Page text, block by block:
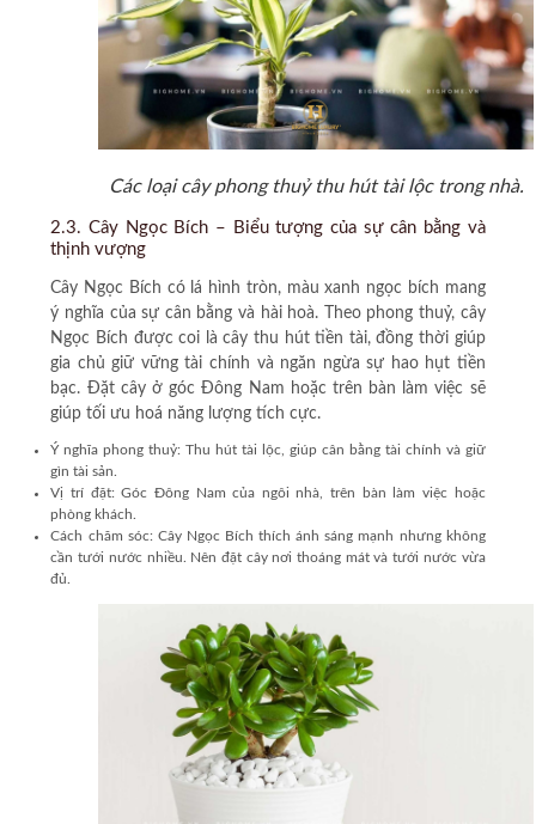
Các loại cây phong thuỷ thu hút tài lộc trong nhà.
2.3. Cây Ngọc Bích – Biểu tượng của sự cân bằng và
thịnh vượng
Cây Ngọc Bích có lá hình tròn, màu xanh ngọc bích mang
ý nghĩa của sự cân bằng và hài hoà. Theo phong thuỷ, cây
Ngọc Bích được coi là cây thu hút tiền tài, đồng thời giúp
gia chủ giữ vững tài chính và ngăn ngừa sự hao hụt tiền
bạc. Đặt cây ở góc Đông Nam hoặc trên bàn làm việc sẽ
giúp tối ưu hoá năng lượng tích cực.
Ý nghĩa phong thuỷ: Thu hút tài lộc, giúp cân bằng tài chính và giữ
gìn tài sản.
Vị trí đặt: Góc Đông Nam của ngôi nhà, trên bàn làm việc hoặc
phòng khách.
Cách chăm sóc: Cây Ngọc Bích thích ánh sáng mạnh nhưng không
cần tưới nước nhiều. Nên đặt cây nơi thoáng mát và tưới nước vừa
đủ.